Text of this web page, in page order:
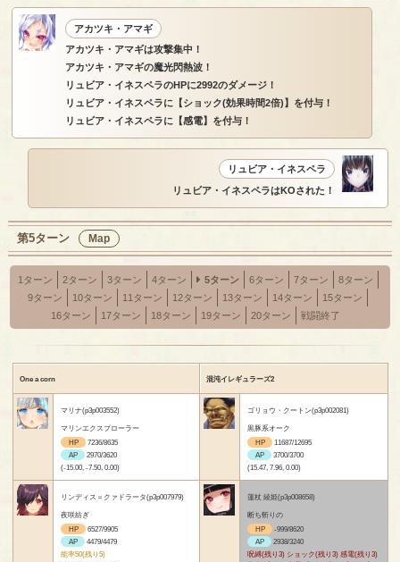
アカツキ・アマギ
アカツキ・アマギは攻撃集中！
アカツキ・アマギの魔光閃熱波！
リュビア・イネスペラのHPに2992のダメージ！
リュビア・イネスペラに【ショック(効果時間2倍)】を付与！
リュビア・イネスペラに【感電】を付与！
リュビア・イネスペラ
リュビア・イネスペラはKOされた！
第5ターン Map
1ターン 2ターン 3ターン 4ターン 5ターン 6ターン 7ターン
8ターン
9ターン
10ターン 11ターン 12ターン 13ターン 14ターン
15ターン
16ターン
17ターン 18ターン 19ターン 20ターン 戦闘終了
One a corn 混沌イレギュラーズ2
マリナ(p3p003552)
マリンエクスプローラー
HP
7236/8635
AP
2970/3620
(-15.00, -7.50, 0.00)
ゴリョウ・クートン(p3p002081)
黒豚系オーク
HP
11687/12695
AP
3700/3700
(15.47, 7.96, 0.00)
リンディス＝クァドラータ(p3p007979)
夜咲紡ぎ
HP
6527/9905
AP
4479/4479
能率50(残り5)
蓮杖 綾姫(p3p008658)
断ち斬りの
HP
-999/8620
AP
2938/3240
呪縛(残り3) ショック(残り3) 感電(残り3)